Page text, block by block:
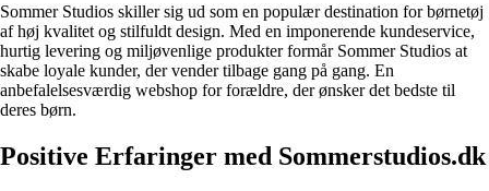
Sommer Studios skiller sig ud som en populær destination for børnetøj
af høj kvalitet og stilfuldt design. Med en imponerende kundeservice,
hurtig levering og miljøvenlige produkter formår Sommer Studios at
skabe loyale kunder, der vender tilbage gang på gang. En
anbefalelsesværdig webshop for forældre, der ønsker det bedste til
deres børn.
Positive Erfaringer med Sommerstudios.dk